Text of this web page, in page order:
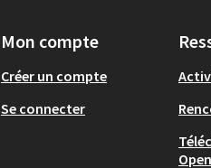
Mon compte
Créer un compte
Se connecter